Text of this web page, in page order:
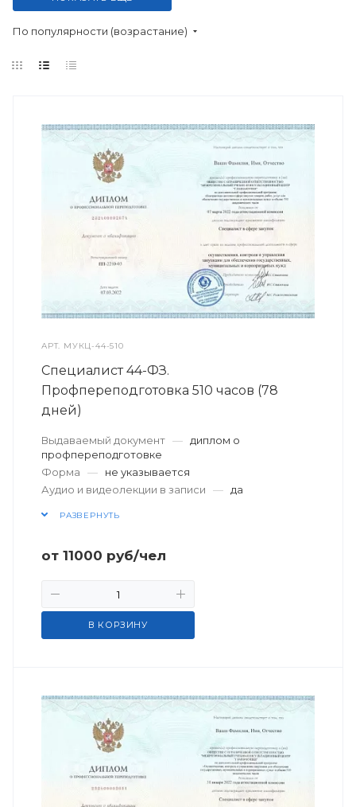
По популярности (возрастание)
АРТ. МУКЦ-44-510
Специалист 44-ФЗ.
Профпереподготовка 510 часов (78
дней)
Выдаваемый документ —
диплом о
профпереподготовке
Форма
—
не указывается
Аудио и видеолекции в записи
— да
РАЗВЕРНУТЬ
от 11000 руб/чел
В КОРЗИНУ